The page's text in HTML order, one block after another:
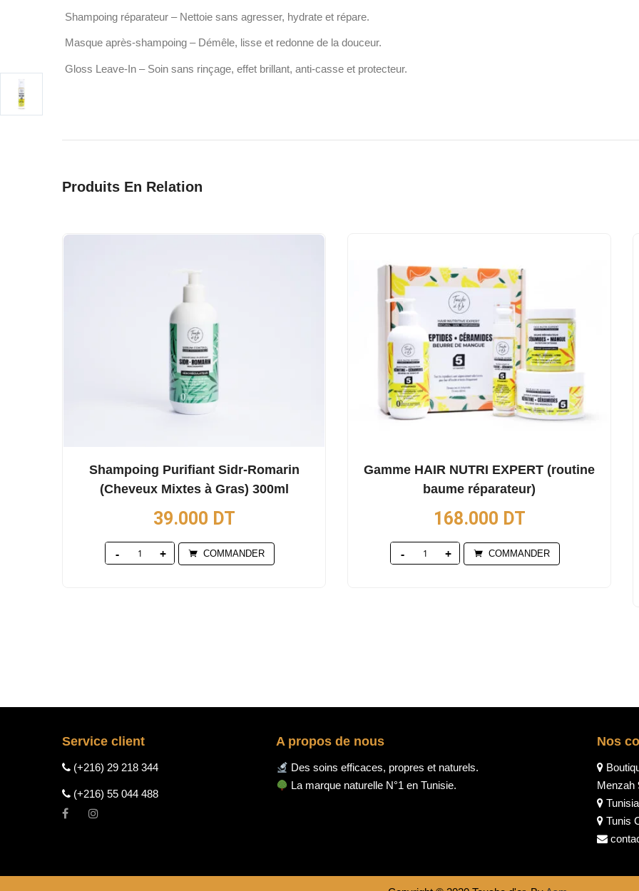
Shampoing réparateur – Nettoie sans agresser, hydrate et répare.
Masque après-shampoing – Démêle, lisse et redonne de la douceur.
Gloss Leave-In – Soin sans rinçage, effet brillant, anti-casse et protecteur.
Produits En Relation
Shampoing Purifiant Sidr-Romarin
(Cheveux Mixtes à Gras) 300ml
39.000 DT
Quantity COMMANDER
Gamme HAIR NUTRI EXPERT (routine
baume réparateur)
168.000 DT
Quantity COMMANDER
Service client
(+216) 29 218 344
(+216) 55 044 488
A propos de nous
Des soins efficaces, propres et naturels.
La marque naturelle N°1 en Tunisie.
Nos
Menzah
Tunis